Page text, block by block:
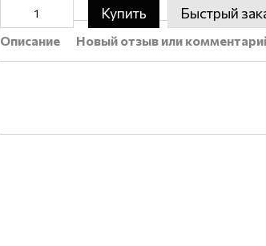
Купить Быстрый
Описание Новый отзыв или